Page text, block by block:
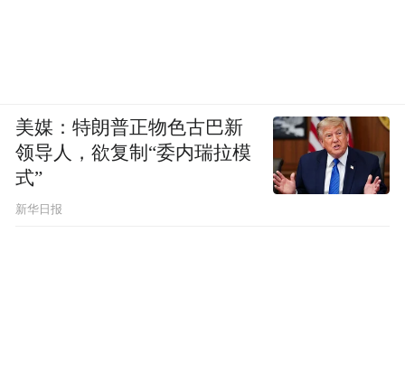
美媒：特朗普正物色古巴新
领导人，欲复制“委内瑞拉模
式”
新华日报